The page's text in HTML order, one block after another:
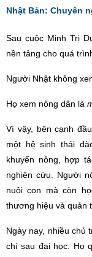
Nhật Bản: Chuyên
Sau cuộc Minh Trị
nền tảng cho quá
Người Nhật không
Họ xem nông dân là
Vì vậy, bên cạnh
một hệ sinh thái
khuyến nông, hợp
nghiên cứu. Người
nuôi con mà còn
thương hiệu và quản
Ngày nay, nhiều chủ
chí sau đại học. Họ